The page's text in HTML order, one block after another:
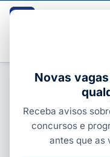
FIES
encerrou;
Novas
Receba avisos
concursos e
antes que as